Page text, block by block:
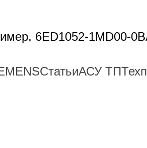
6ED1052-1MD00-
СтатьиАСУ ТП